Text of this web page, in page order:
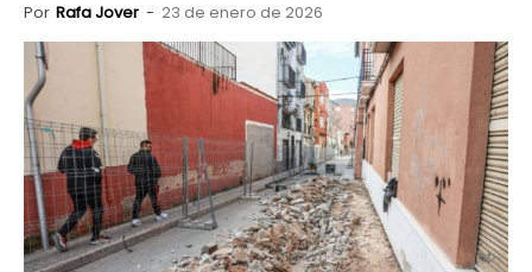
Por Rafa Jover - 23 de enero de 2026